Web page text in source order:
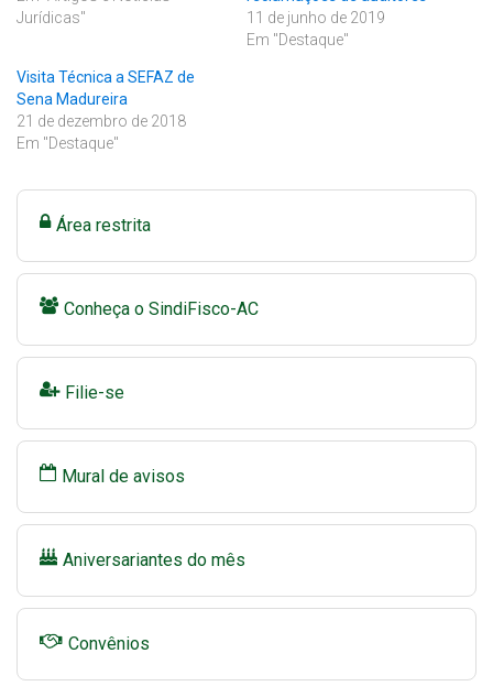
Jurídicas"
11 de junho de 2019
Em "Destaque"
Visita Técnica a SEFAZ de
Sena Madureira
21 de dezembro de 2018
Em "Destaque"
Área restrita
Conheça o SindiFisco-AC
Filie-se
Mural de avisos
Aniversariantes do mês
Convênios